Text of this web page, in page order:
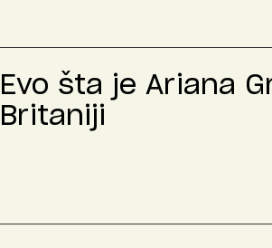
Evo šta je Ariana
Britaniji